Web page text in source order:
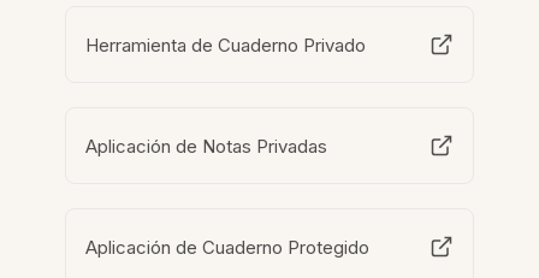
Herramienta de Cuaderno Privado
Aplicación de Notas Privadas
Aplicación de Cuaderno Protegido